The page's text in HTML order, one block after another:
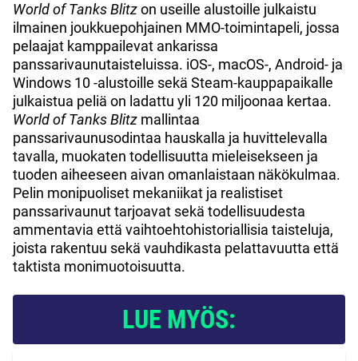
World of Tanks Blitzon useille alustoille julkaistu
ilmainen joukkuepohjainen MMO-toimintapeli, jossa
pelaajat kamppailevat ankarissa
panssarivaunutaisteluissa. iOS-, macOS-, Android- ja
Windows 10 -alustoille sekä Steam-kauppapaikalle
julkaistua peliä on ladattu yli 120 miljoonaa kertaa.
World of Tanks Blitz mallintaa
panssarivaunusodintaa hauskalla ja huvittelevalla
tavalla, muokaten todellisuutta mieleisekseen ja
tuoden aiheeseen aivan omanlaistaan näkökulmaa.
Pelin monipuoliset mekaniikat ja realistiset
panssarivaunut tarjoavat sekä todellisuudesta
ammentavia että vaihtoehtohistoriallisia taisteluja,
joista rakentuu sekä vauhdikasta pelattavuutta että
taktista monimuotoisuutta.
LUE MYÖS: